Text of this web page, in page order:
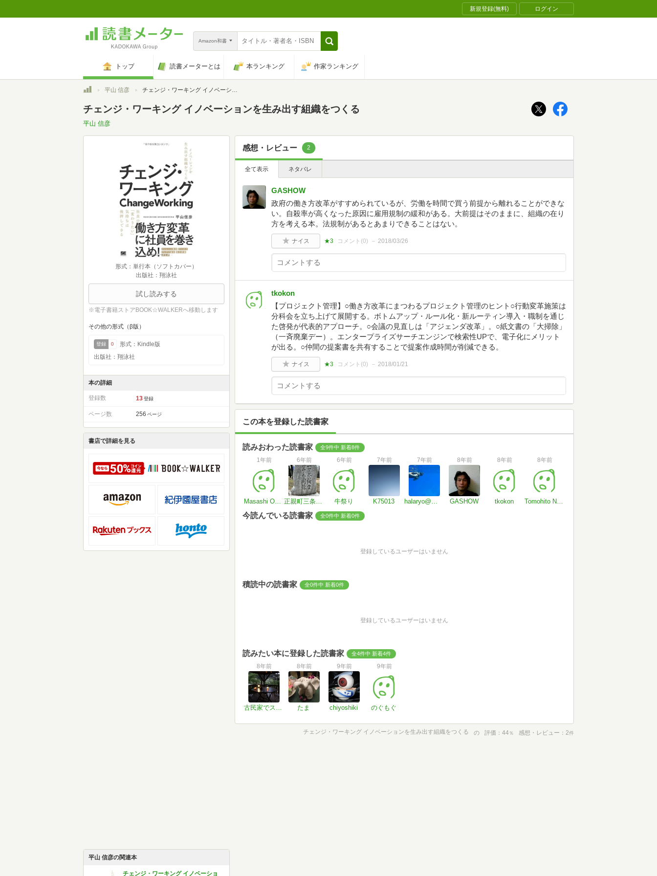
新規登録(無料) ログイン
Amazon和書
トップ 読書メーターとは 本ランキング 作家ランキング
トップ平山 信彦 チェンジ・ワーキング イノベーションを生み出す組織をつくる
チェンジ・ワーキング イノベーションを生み出す組織をつくる
平山 信彦
形式：単行本（ソフトカバー）
出版社：翔泳社
試し読みする
※電子書籍ストアBOOK☆WALKERへ移動します
その他の形式（β版）
登録 0
形式：Kindle版
出版社：翔泳社
本の詳細
登録数 13 登録
ページ数 256 ページ
書店で詳細を見る
平山 信彦の関連本
チェンジ・ワーキング イノベーショ
感想・レビュー 2
全て表示 ネタバレ
GASHOW
政府の働き方改革がすすめられているが、労働を時間で買う前提から離れることができな
い。自殺率が高くなった原因に雇用規制の緩和がある。大前提はそのままに、組織の在り
方を考える本。法規制があるとあまりできることはない。
ナイス ★3 コメント(0) 2018/03/26
tkokon
【プロジェクト管理】○働き方改革にまつわるプロジェクト管理のヒント○行動変革施策は
分科会を立ち上げて展開する。ボトムアップ・ルール化・新ルーティン導入・職制を通じ
た啓発が代表的アプローチ。○会議の見直しは「アジェンダ改革」。○紙文書の「大掃除」
（一斉廃棄デー）。エンタープライズサーチエンジンで検索性UPで、電子化にメリット
が出る。○仲間の提案書を共有することで提案作成時間が削減できる。
ナイス ★3 コメント(0) 2018/01/21
この本を登録した読書家
読みおわった読書家 全9件中 新着8件
1年前
Masashi ODAGAKI
6年前
正親町三条ペペ
6年前
牛祭り
7年前
K75013
7年前
halaryo@いつもココロに青空を
8年前
GASHOW
8年前
tkokon
8年前
Tomohito Naito
今読んでいる読書家 全0件中 新着0件
登録しているユーザーはいません
積読中の読書家 全0件中 新着0件
登録しているユーザーはいません
読みたい本に登録した読書家 全4件中 新着4件
8年前
古民家でスローライフ
8年前
たま
9年前
chiyoshiki
9年前
のぐもぐ
チェンジ・ワーキング イノベーションを生み出す組織をつくる の 評価 44％ 感想・レビュー 2件